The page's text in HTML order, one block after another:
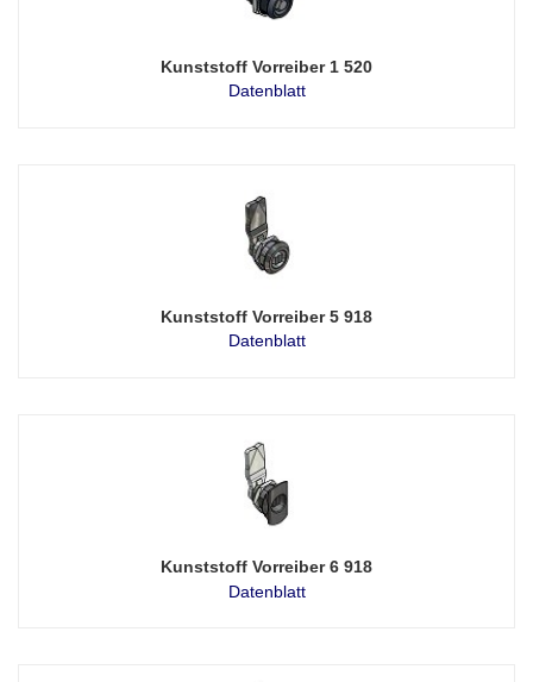
Kunststoff Vorreiber 1 520
Datenblatt
Kunststoff Vorreiber 5 918
Datenblatt
Kunststoff Vorreiber 6 918
Datenblatt